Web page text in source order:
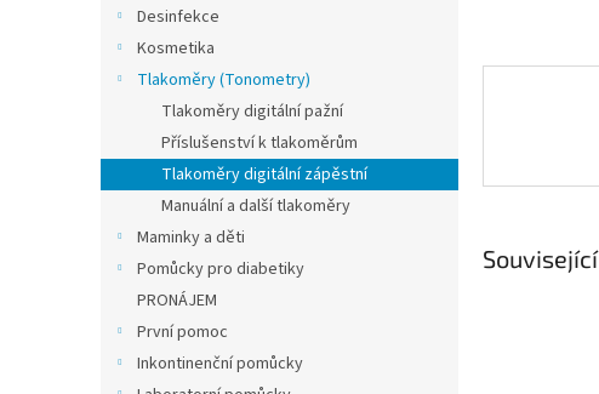
Desinfekce
Kosmetika
Tlakoměry (Tonometry)
Tlakoměry digitální pažní
Příslušenství k tlakoměrům
Tlakoměry digitální zápěstní
Manuální a další tlakoměry
Maminky a děti
Pomůcky pro diabetiky
PRONÁJEM
První pomoc
Inkontinenční pomůcky